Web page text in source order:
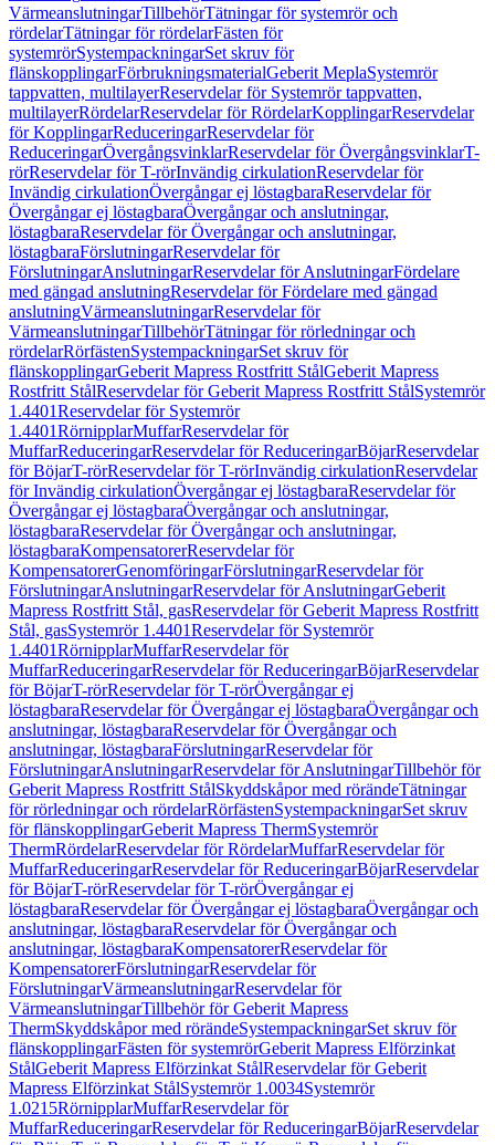
VärmeanslutningarTillbehörTätningar för systemrör och
rördelarTätningar för rördelarFästen för
systemrörSystempackningarSet skruv för
flänskopplingarFörbrukningsmaterialGeberit MeplaSystemrör
tappvatten, multilayerReservdelar för Systemrör tappvatten,
multilayerRördelarReservdelar för RördelarKopplingarReservdelar
för KopplingarReduceringarReservdelar för
ReduceringarÖvergångsvinklarReservdelar för ÖvergångsvinklarT-
rörReservdelar för T-rörInvändig cirkulationReservdelar för
Invändig cirkulationÖvergångar ej löstagbaraReservdelar för
Övergångar ej löstagbaraÖvergångar och anslutningar,
löstagbaraReservdelar för Övergångar och anslutningar,
löstagbaraFörslutningarReservdelar för
FörslutningarAnslutningarReservdelar för AnslutningarFördelare
med gängad anslutningReservdelar för Fördelare med gängad
anslutningVärmeanslutningarReservdelar för
VärmeanslutningarTillbehörTätningar för rörledningar och
rördelarRörfästenSystempackningarSet skruv för
flänskopplingarGeberit Mapress Rostfritt StålGeberit Mapress
Rostfritt StålReservdelar för Geberit Mapress Rostfritt StålSystemrör
1.4401Reservdelar för Systemrör
1.4401RörnipplarMuffarReservdelar för
MuffarReduceringarReservdelar för ReduceringarBöjarReservdelar
för BöjarT-rörReservdelar för T-rörInvändig cirkulationReservdelar
för Invändig cirkulationÖvergångar ej löstagbaraReservdelar för
Övergångar ej löstagbaraÖvergångar och anslutningar,
löstagbaraReservdelar för Övergångar och anslutningar,
löstagbaraKompensatorerReservdelar för
KompensatorerGenomföringarFörslutningarReservdelar för
FörslutningarAnslutningarReservdelar för AnslutningarGeberit
Mapress Rostfritt Stål, gasReservdelar för Geberit Mapress Rostfritt
Stål, gasSystemrör 1.4401Reservdelar för Systemrör
1.4401RörnipplarMuffarReservdelar för
MuffarReduceringarReservdelar för ReduceringarBöjarReservdelar
för BöjarT-rörReservdelar för T-rörÖvergångar ej
löstagbaraReservdelar för Övergångar ej löstagbaraÖvergångar och
anslutningar, löstagbaraReservdelar för Övergångar och
anslutningar, löstagbaraFörslutningarReservdelar för
FörslutningarAnslutningarReservdelar för AnslutningarTillbehör för
Geberit Mapress Rostfritt StålSkyddskåpor med rörändeTätningar
för rörledningar och rördelarRörfästenSystempackningarSet skruv
för flänskopplingarGeberit Mapress ThermSystemrör
ThermRördelarReservdelar för RördelarMuffarReservdelar för
MuffarReduceringarReservdelar för ReduceringarBöjarReservdelar
för BöjarT-rörReservdelar för T-rörÖvergångar ej
löstagbaraReservdelar för Övergångar ej löstagbaraÖvergångar och
anslutningar, löstagbaraReservdelar för Övergångar och
anslutningar, löstagbaraKompensatorerReservdelar för
KompensatorerFörslutningarReservdelar för
FörslutningarVärmeanslutningarReservdelar för
VärmeanslutningarTillbehör för Geberit Mapress
ThermSkyddskåpor med rörändeSystempackningarSet skruv för
flänskopplingarFästen för systemrörGeberit Mapress Elförzinkat
StålGeberit Mapress Elförzinkat StålReservdelar för Geberit
Mapress Elförzinkat StålSystemrör 1.0034Systemrör
1.0215RörnipplarMuffarReservdelar för
MuffarReduceringarReservdelar för ReduceringarBöjarReservdelar